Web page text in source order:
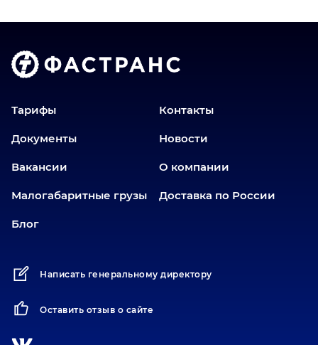
Тарифы Контакты
Документы Новости
Вакансии О компании
Малогабаритные грузы Доставка по России
Блог
Написать генеральному директору
Оставить отзыв о сайте